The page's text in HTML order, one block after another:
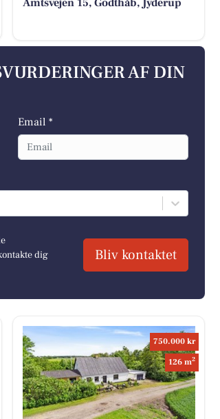
AF DIN
Email *
dig
Bliv kontaktet
750.000 kr
126 m2